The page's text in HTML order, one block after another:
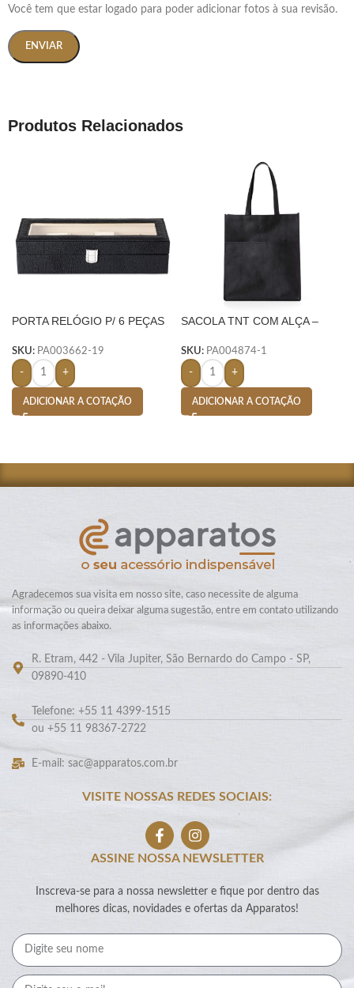
Você tem que estar logado para poder adicionar fotos à sua revisão.
Produtos Relacionados
PORTA RELÓGIO P/ 6 PEÇAS
SKU: PA003662-19
- +
ADICIONAR A COTAÇÃO
SACOLA TNT COM ALÇA –
SKU: PA004874-1
- +
ADICIONAR A COTAÇÃO
Agradecemos sua visita em nosso site, caso necessite de alguma
informação ou queira deixar alguma sugestão, entre em contato utilizando
as informações abaixo.
R. Etram, 442 - Vila Jupiter, São Bernardo do Campo - SP,
09890-410
Telefone: +55 11 4399-1515
ou +55 11 98367-2722
E-mail: sac@apparatos.com.br
VISITE NOSSAS REDES SOCIAIS:
ASSINE NOSSA NEWSLETTER
Inscreva-se para a nossa newsletter e fique por dentro das
melhores dicas, novidades e ofertas da Apparatos!